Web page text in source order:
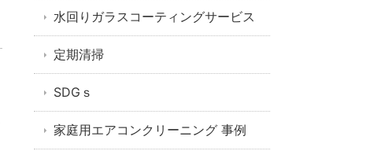
水回りガラスコーティングサービス
定期清掃
SDGｓ
家庭用エアコンクリーニング 事例